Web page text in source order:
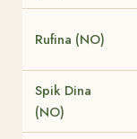
Rufina (NO)
Spik Dina
(NO)